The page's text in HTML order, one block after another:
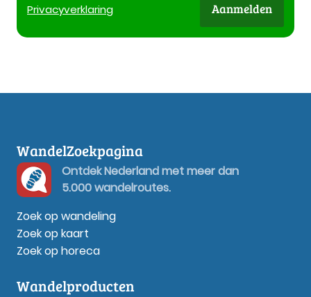
Privacyverklaring Aanmelden
WandelZoekpagina
Ontdek Nederland met meer dan
5.000 wandelroutes.
Zoek op wandeling
Zoek op kaart
Zoek op horeca
Wandelproducten